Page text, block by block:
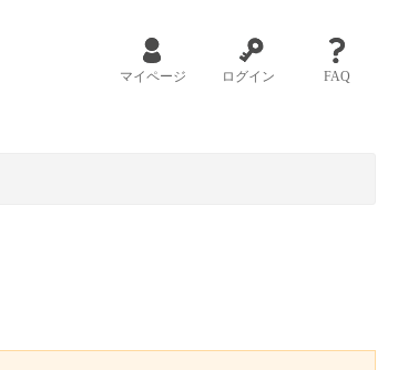
マイページ ログイン FAQ